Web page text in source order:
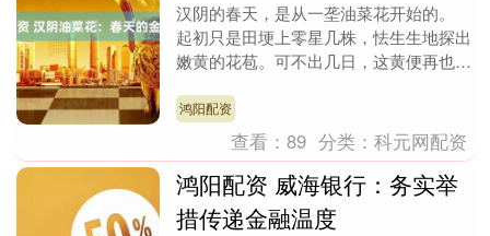
汉阴的春天，是从一垄油菜花开始的。
起初只是田埂上零星几株，怯生生地探出
嫩黄的花苞。可不出几日，这黄便再也按
丘陵到漩涡镇的梯....
鸿阳配资
查看：89 分类：科元网配资
鸿阳配资 威海银行：务实举
措传递金融温度